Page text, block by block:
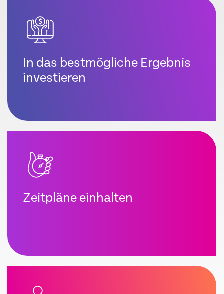
In das bestmögliche Ergebnis
investieren
Zeitpläne einhalten